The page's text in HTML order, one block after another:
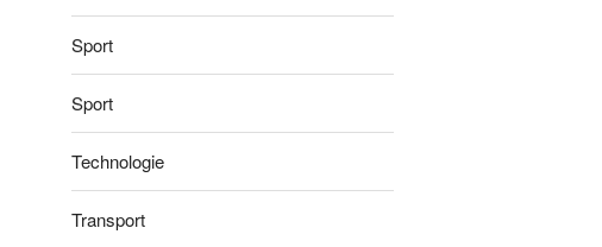
Sport
Sport
Technologie
Transport